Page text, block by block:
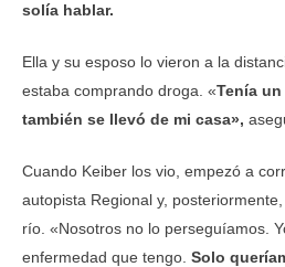
solía hablar.
Ella y su esposo lo vieron a la
estaba comprando droga. «Tenía
también se llevó de mi casa»,
Cuando Keiber los vio, empezó a
autopista Regional y,
río. «Nosotros no lo perseguíamos.
enfermedad que tengo. Solo